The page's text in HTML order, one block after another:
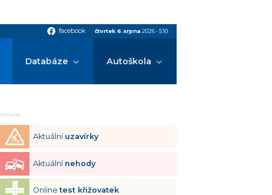
facebook facebook čtvrtek 6.srpna 2026• 5:10
Databáze Autoškola
reklama
Aktuální uzavírky
Aktuální nehody
Onlinetest křižovatek